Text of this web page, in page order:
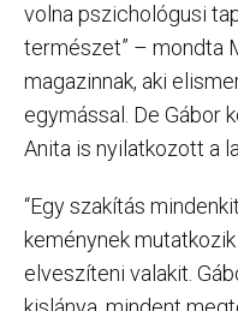
volna pszichológusi
természet” – mondta
magazinnak, aki
egymással. De Gábor
Anita is nyilatkozott a
“Egy szakítás
keménynek
elveszíteni valakit.